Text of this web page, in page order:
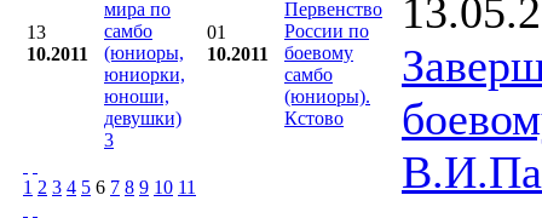
13
10.2011
мира по
самбо
(юниоры,
юниорки,
юноши,
девушки)
3
01
10.2011
Первенство
России по
боевому
самбо
(юниоры).
Кстово
1 2 3 4 5 6 7 8 9 10 11